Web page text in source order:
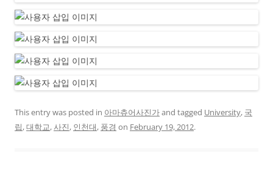
This entry was posted in 아마츄어사진가and tagged University, 국
립,대학교,사진, 인천대, 풍경 on February 19, 2012.